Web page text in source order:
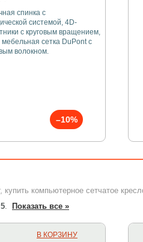
спинка с
системой, 4D-
с круговым вращением,
сетка DuPont с
волокном.
–10%
купить компьютерное сетчатое
5. Показать все »
В КОРЗИНУ